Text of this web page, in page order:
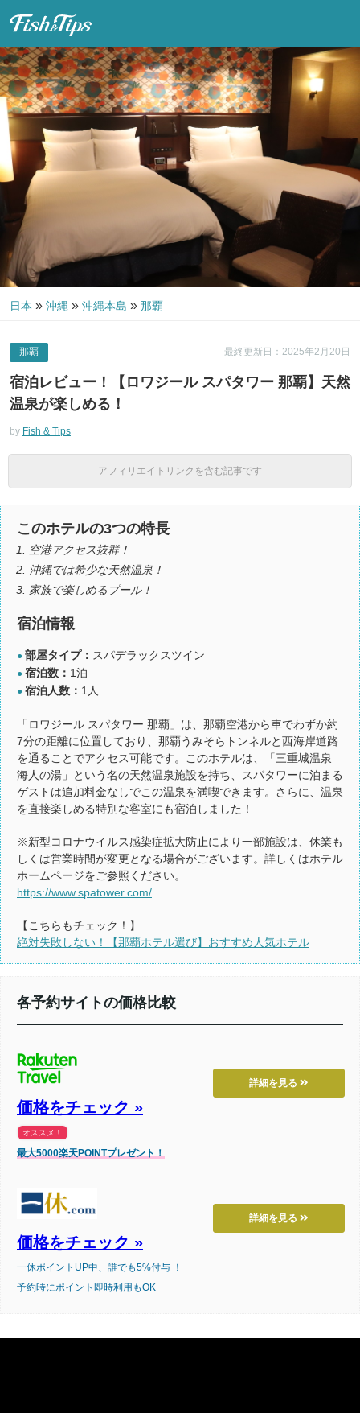
日本 » 沖縄 » 沖縄本島 » 那覇
最終更新日：2025年2月20日
那覇
宿泊レビュー！【ロワジール スパタワー 那覇】天然
温泉が楽しめる！
by Fish & Tips
アフィリエイトリンクを含む記事です
このホテルの3つの特長
空港アクセス抜群！
沖縄では希少な天然温泉！
家族で楽しめるプール！
宿泊情報
● 部屋タイプ： スパデラックスツイン
● 宿泊数： 1泊
● 宿泊人数： 1人
「ロワジール スパタワー 那覇」は、那覇空港から車でわずか約
7分の距離に位置しており、那覇うみそらトンネルと西海岸道路
を通ることでアクセス可能です。このホテルは、「三重城温泉
海人の湯」という名の天然温泉施設を持ち、スパタワーに泊まる
ゲストは追加料金なしでこの温泉を満喫できます。さらに、温泉
を直接楽しめる特別な客室にも宿泊しました！
※新型コロナウイルス感染症拡大防止により一部施設は、休業も
しくは営業時間が変更となる場合がございます。詳しくはホテル
ホームページをご参照ください。
https://www.spatower.com/
【こちらもチェック！】
絶対失敗しない！【那覇ホテル選び】おすすめ人気ホテル
各予約サイトの価格比較
詳細を見る
価格をチェック »
オススメ！
最大5000楽天POINTプレゼント！
詳細を見る
価格をチェック »
一休ポイントUP中、誰でも5%付与 ！
予約時にポイント即時利用もOK